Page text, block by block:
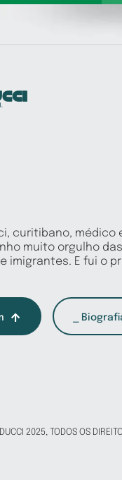
curitibano, médico
muito orgulho
imigrantes. E fui o
⎯
2025, TODOS OS